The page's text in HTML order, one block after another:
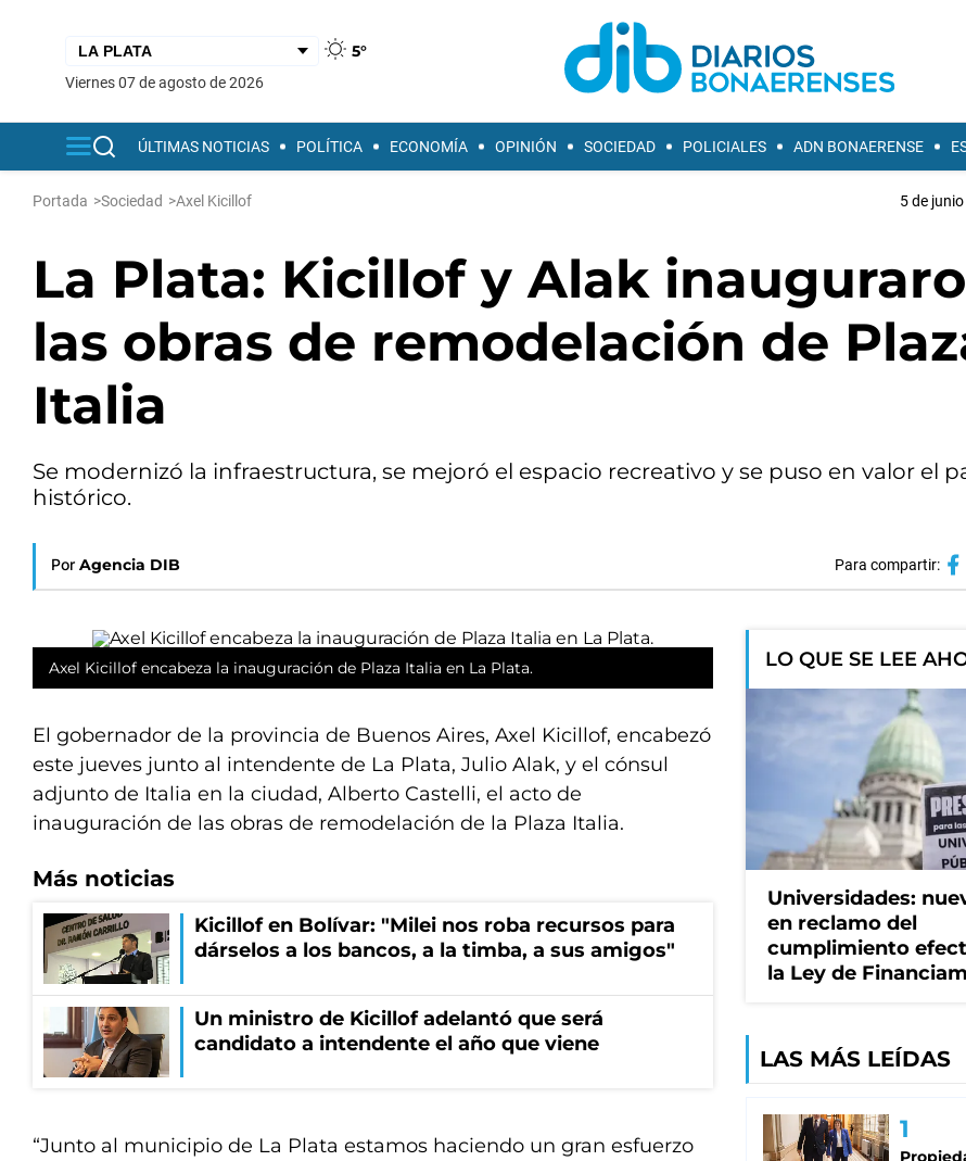
5°
viernes 07 de agosto de 2026
ÚLTIMAS NOTICIAS POLÍTICA ECONOMÍA OPINIÓN SOCIEDAD POLICIALES ADN BONAERENSE
Portada >Sociedad >Axel Kicillof 5 de
La Plata: Kicillof y Alak
las obras de remodelación de
Italia
Se modernizó la infraestructura, se mejoró el espacio recreativo y se puso en valor el
histórico.
Por Agencia DIB Para compartir:
Axel Kicillof encabeza la inauguración de Plaza Italia en La Plata.
El gobernador de la provincia de Buenos Aires, Axel Kicillof, encabezó
este jueves junto al intendente de La Plata, Julio Alak, y el cónsul
adjunto de Italia en la ciudad, Alberto Castelli, el acto de
inauguración de las obras de remodelación de la Plaza Italia.
Más noticias
Kicillof en Bolívar: "Milei nos roba recursos para
dárselos a los bancos, a la timba, a sus amigos"
Un ministro de Kicillof adelantó que será
candidato a intendente el año que viene
“Junto al municipio de La Plata estamos haciendo un gran esfuerzo
LO QUE SE LEE
Universidades:
en reclamo del
cumplimiento
la Ley de
LAS MÁS LEÍDAS